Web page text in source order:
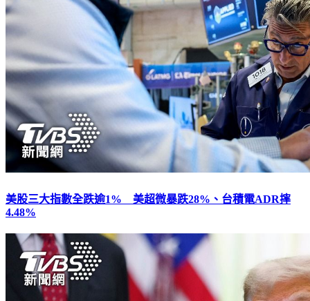
美股三大指數全跌逾1% 美超微暴跌28%、台積電ADR摔
4.48%